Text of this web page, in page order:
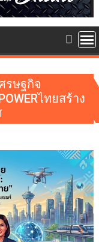
รษฐกิจ
ไทยสร้าง